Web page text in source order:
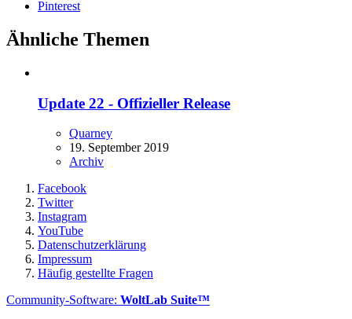
Pinterest
Ähnliche Themen
Update 22 - Offizieller Release
Quarney
19. September 2019
Archiv
Facebook
Twitter
Instagram
YouTube
Datenschutzerklärung
Impressum
Häufig gestellte Fragen
Community-Software: WoltLab Suite™